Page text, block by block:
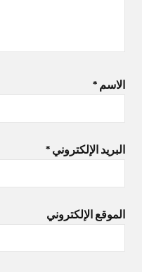
الاسم *
البريد الإلكتروني *
الموقع الإلكتروني